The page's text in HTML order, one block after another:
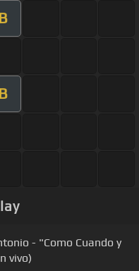
B
B
- "Como Cuando y
vivo)